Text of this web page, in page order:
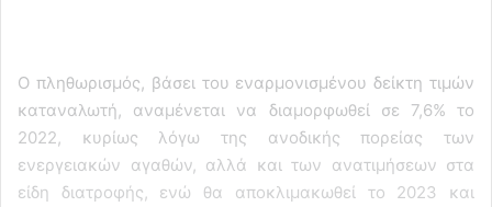
Ο πληθωρισμός, βάσει του εναρμονισμένου δείκτη τιμών
καταναλωτή, αναμένεται να διαμορφωθεί σε 7,6% το
2022, κυρίως λόγω της ανοδικής πορείας των
ενεργειακών αγαθών, αλλά και των ανατιμήσεων στα
είδη διατροφής, ενώ θα αποκλιμακωθεί το 2023 και